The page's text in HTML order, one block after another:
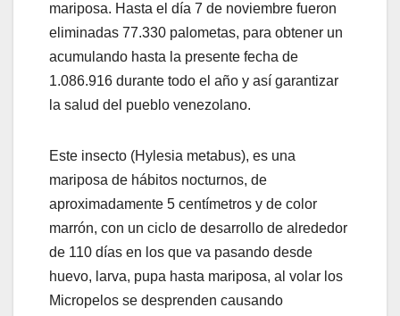
mariposa. Hasta el día 7 de noviembre fueron
eliminadas 77.330 palometas, para obtener un
acumulando hasta la presente fecha de
1.086.916 durante todo el año y así garantizar
la salud del pueblo venezolano.
Este insecto (Hylesia metabus), es una
mariposa de hábitos nocturnos, de
aproximadamente 5 centímetros y de color
marrón, con un ciclo de desarrollo de alrededor
de 110 días en los que va pasando desde
huevo, larva, pupa hasta mariposa, al volar los
Micropelos se desprenden causando